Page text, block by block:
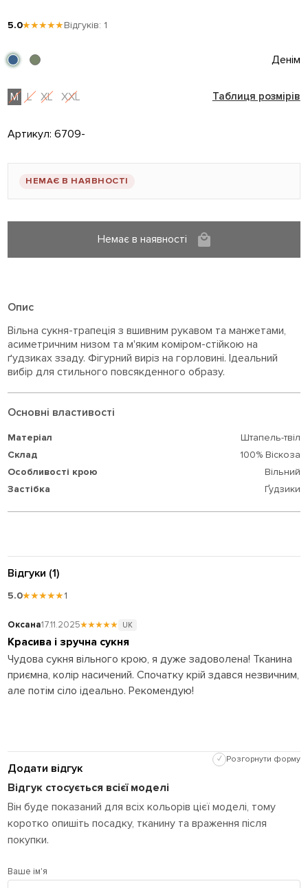
5.0★★★★★Відгуків: 1
Денім
M L XL XXL Таблиця розмірів
Артикул:6709-
НЕМАЄ В НАЯВНОСТІ
Немає в наявності
Опис
Вільна сукня-трапеція з вшивним рукавом та манжетами,
асиметричним низом та м'яким коміром-стійкою на
ґудзиках ззаду. Фігурний виріз на горловині. Ідеальний
вибір для стильного повсякденного образу.
Основні властивості
Матеріал
Штапель-твіл
Склад
100% Віскоза
Особливості крою
Вільний
Застібка
Ґудзики
Відгуки (1)
5.0★★★★★1
Оксана17.11.2025★★★★★ UK
Красива і зручна сукня
Чудова сукня вільного крою, я дуже задоволена! Тканина
приємна, колір насичений. Спочатку крій здався незвичним,
але потім сіло ідеально. Рекомендую!
Додати відгук
✓ Розгорнути форму
Відгук стосується всієї моделі
Він буде показаний для всіх кольорів цієї моделі, тому
коротко опишіть посадку, тканину та враження після
покупки.
Ваше ім'я